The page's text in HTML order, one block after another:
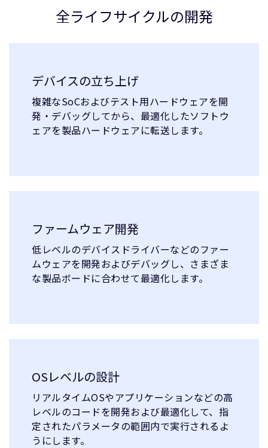
全ライフサイクルの開発
デバイスの立ち上げ
複雑なSoCおよびテスト用ハードウェアを開
発・デバッグしてから、最適化したソフトウ
ェアを製品ハードウェアに転送します。
ファームウェア開発
低レベルのデバイスドライバーなどのファー
ムウェアを開発およびデバッグし、さまざま
な製品ボードに合わせて最適化します。
OSレベルの設計
リアルタイムOSやアプリケーションなどの高
レベルのコードを開発および最適化して、指
定されたパラメータの範囲内で実行されるよ
うにします。